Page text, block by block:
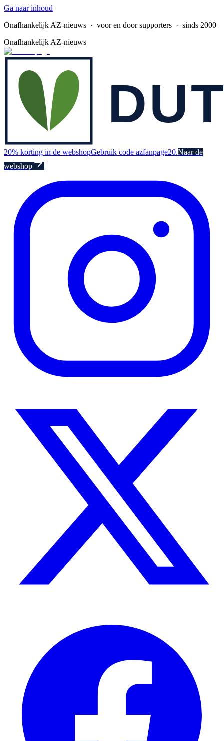
Ga naar inhoud
Onafhankelijk AZ-nieuws · voor en door supporters · sinds 2000
Onafhankelijk AZ-nieuws
20% korting in de webshopGebruik code azfanpage20.Naar de
webshop